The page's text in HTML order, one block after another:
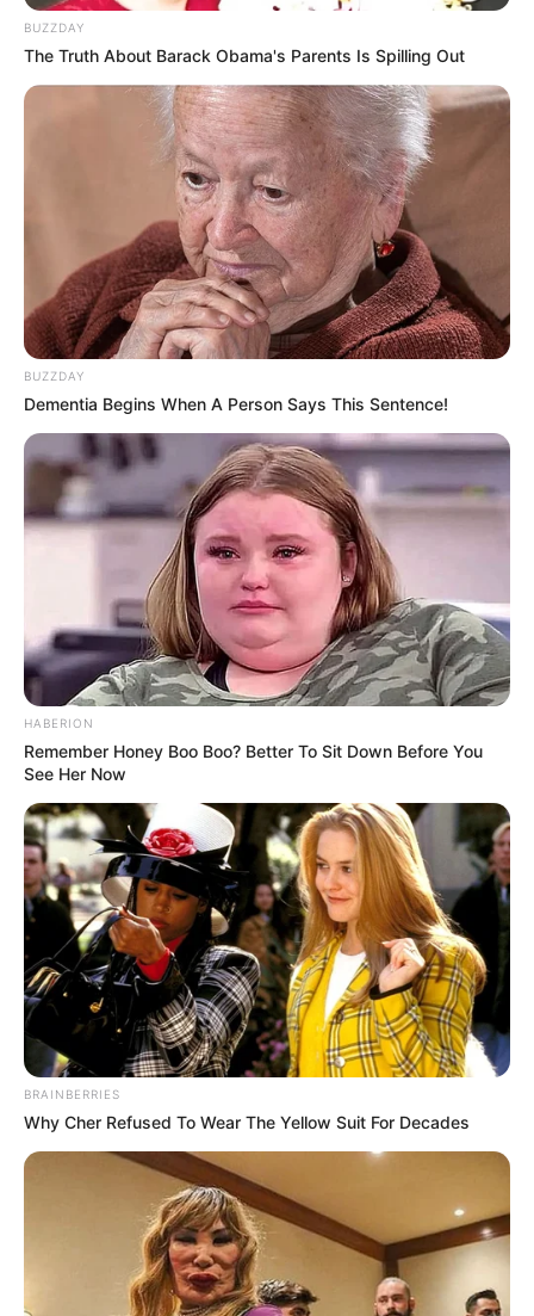
ψάχνετε πραγματικά να βρείτε την αλήθεια… Η
Ενημέρωση που δεν θα ακούσετε ποτέ από τα
την εγγραφή, τα κόσμια σχόλια και τα λάικ σας…
FACEBOOK
YOUTUBE ΕΓΓΡΑΦΕΊΤΕ
EMAIL ΑΚΟΛΟΥΘΉΣΤΕ
BUZZDAY
The Truth About Barack Obama's Parents Is Spilling Out
BUZZDAY
Dementia Begins When A Person Says This Sentence!
HABERION
Remember Honey Boo Boo? Better To Sit Down Before You
See Her Now
BRAINBERRIES
Why Cher Refused To Wear The Yellow Suit For Decades